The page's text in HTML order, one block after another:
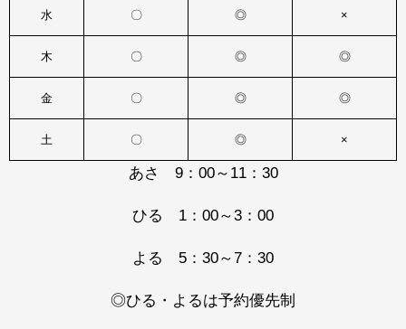
水 〇 ◎ ×
木 〇 ◎ ◎
金 〇 ◎ ◎
土 〇 ◎ ×
あさ 9：00～11：30
ひる 1：00～3：00
よる 5：30～7：30
◎ひる・よるは予約優先制